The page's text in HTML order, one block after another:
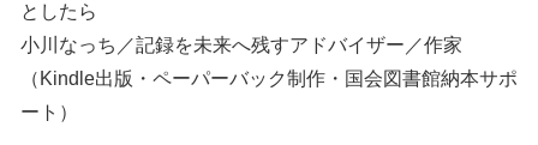
としたら
小川なっち／記録を未来へ残すアドバイザー／作家
（Kindle出版・ペーパーバック制作・国会図書館納本サポ
ート）